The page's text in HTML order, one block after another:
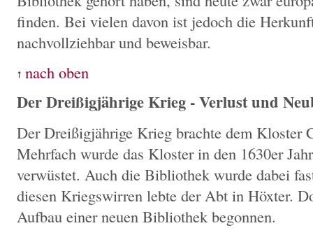
finden. Bei vielen davon ist jedoch die
nachvollziehbar und beweisbar.
Der Dreißigjährige Krieg - Verlust und
Der Dreißigjährige Krieg brachte dem Kloster
Mehrfach wurde das Kloster in den 1630er
verwüstet. Auch die Bibliothek wurde dabei
diesen Kriegswirren lebte der Abt in Höxter.
Aufbau einer neuen Bibliothek begonnen.